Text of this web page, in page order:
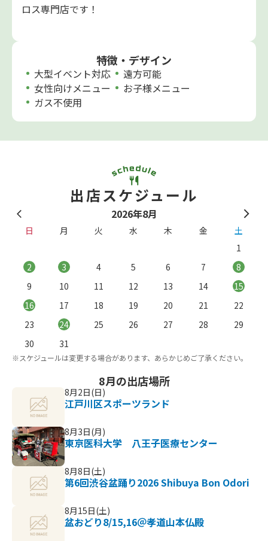
ロス専門店です！
特徴・デザイン
大型イベント対応
遠方可能
女性向けメニュー
お子様メニュー
ガス不使用
出店スケジュール
2026年8月
日 月 火 水 木 金
土
1
2
3 4 5 6 7
8
9
10 11 12 13 14
15
16
17 18 19 20 21
22
23
24 25 26 27 28
29
30
31
※スケジュールは変更する場合があります、あらかじめご了承ください。
8月の出店場所
8月2日(日)
江戸川区スポーツランド
8月3日(月)
東京医科大学 八王子医療センター
8月8日(土)
第6回渋谷盆踊り2026 Shibuya Bon Odori
8月15日(土)
盆おどり8/15,16＠孝道山本仏殿